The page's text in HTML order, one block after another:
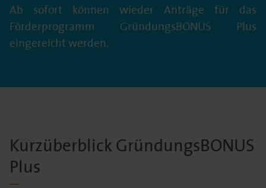
Ab sofort können wieder Anträge für das
Förderprogramm GründungsBONUS Plus
eingereicht werden.
Kurzüberblick GründungsBONUS
Plus